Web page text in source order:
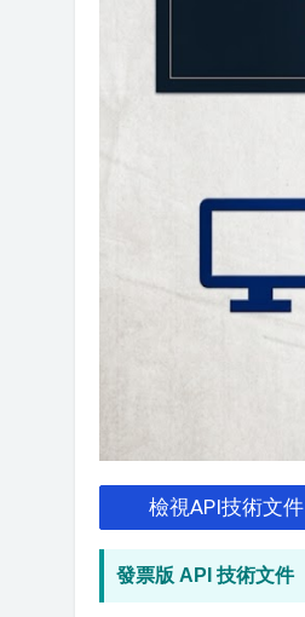
檢視API技術文件
發票版 API 技術文件